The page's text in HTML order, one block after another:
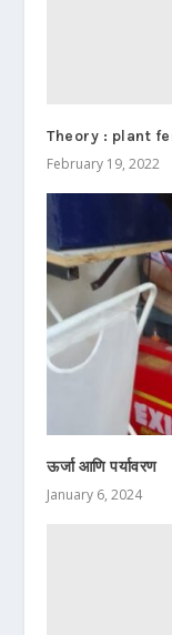
Theory : plant
February 19, 2022
ऊर्जा आणि पर्यावरण
January 6, 2024